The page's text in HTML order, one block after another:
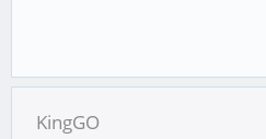
KingGO